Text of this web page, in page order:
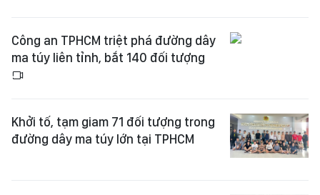
Công an TPHCM triệt phá đường dây
ma túy liên tỉnh, bắt 140 đối tượng
Khởi tố, tạm giam 71 đối tượng trong
đường dây ma túy lớn tại TPHCM